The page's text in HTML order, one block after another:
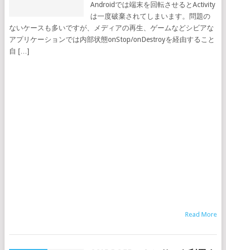
Androidでは端末を回転させるとActivity
は一度破棄されてしまいます。問題の
ないケースも多いですが、メディアの再生、ゲームなどシビアな
アプリケーションでは内部状態onStop/onDestroyを経由すること
自 […]
Read More